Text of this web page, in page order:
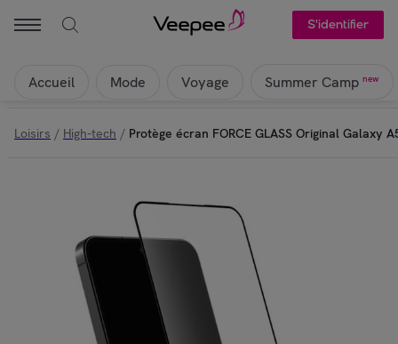
S'identifier
Accueil Mode Voyage Summer Camp new
Loisirs / High-tech / Protège écran FORCE GLASS Original Galaxy